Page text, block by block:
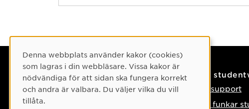
Kontaktuppgifter
Kontakta oss
På
IT-support
Så funkar
Cookie-samtycke
Denna webbplats använder kakor (cookies)
som lagras i din webbläsare. Vissa kakor är
nödvändiga för att sidan ska fungera korrekt
och andra är valbara. Du väljer vilka du vill
tillåta.